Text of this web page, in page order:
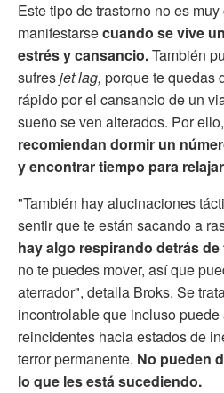
Este tipo de trastorno no es
manifestarsecuando se vive
estrés y cansancio.También
sufresjet lag, porque te quedas
rápido por el cansancio de un
sueño se ven alterados. Por ello,
recomiendan dormir un
y encontrar tiempo para
"También hay alucinaciones
sentir que te están sacando a
hay algo respirando detrás
no te puedes mover, así que
aterrador", detalla Broks. Se
incontrolable que incluso
reincidentes hacia estados de
terror permanente. No pueden
lo que les está sucediendo.